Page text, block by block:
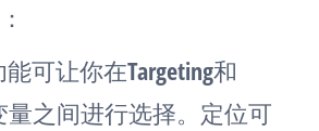
可让你在Targeting和
量之间进行选择。定位可